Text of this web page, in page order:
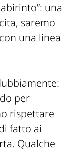
una
saremo
una linea
per
rispettare
fatto ai
Qualche